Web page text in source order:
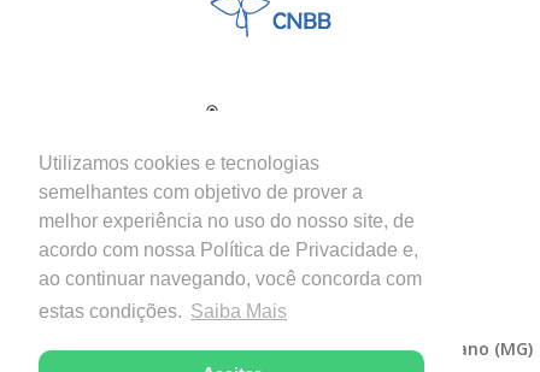
Utilizamos cookies e tecnologias
semelhantes com objetivo de prover a
melhor experiência no uso do nosso site, de
acordo com nossa Política de Privacidade e,
ao continuar navegando, você concorda com
estas condições. Saiba Mais
Copyright © 2026 - Diocese de Itabira-Coronel Fabriciano (MG)